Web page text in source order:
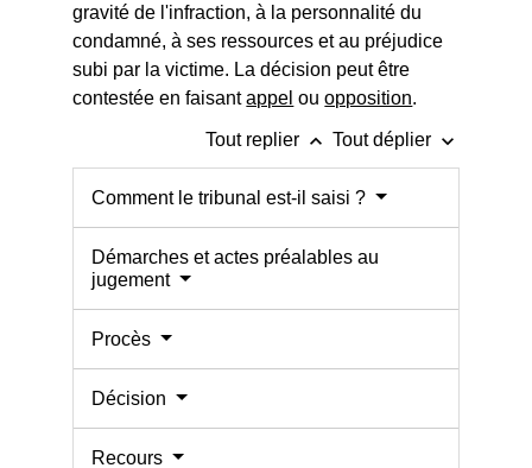
gravité de l'infraction, à la personnalité du
condamné, à ses ressources et au préjudice
subi par la victime. La décision peut être
contestée en faisantappel ouopposition.
Tout replier keyboard_arrow_up Tout déplier keyboard_arrow_down
Comment le tribunal est-il saisi ?
Démarches et actes préalables au
jugement
Procès
Décision
Recours